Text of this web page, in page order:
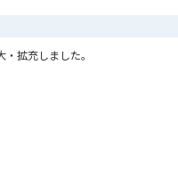
拡充しました。